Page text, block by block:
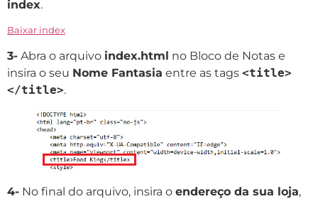
index.
Baixar index
3- Abra o arquivo index.html no Bloco de Notas e
insira o seu Nome Fantasia entre as tags <title>
</title>.
4- No final do arquivo, insira o endereço da sua loja,